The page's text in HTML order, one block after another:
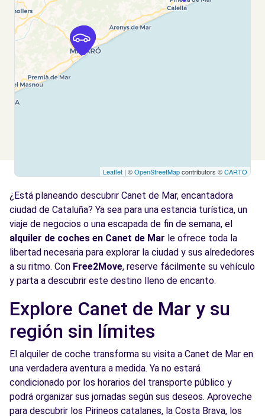
Leaflet | ©OpenStreetMapcontributors ©CARTO
¿Está planeando descubrir Canet de Mar, encantadora
ciudad de Cataluña? Ya sea para una estancia turística, un
viaje de negocios o una escapada de fin de semana, el
alquiler de coches en Canet de Mar le ofrece toda la
libertad necesaria para explorar la ciudad y sus alrededores
a su ritmo. Con Free2Move, reserve fácilmente su vehículo
y parta a descubrir este destino lleno de encanto.
Explore Canet de Mar y su
región sin límites
El alquiler de coche transforma su visita a Canet de Mar en
una verdadera aventura a medida. Ya no estará
condicionado por los horarios del transporte público y
podrá organizar sus jornadas según sus deseos. Aproveche
para descubrir los Pirineos catalanes, la Costa Brava, los